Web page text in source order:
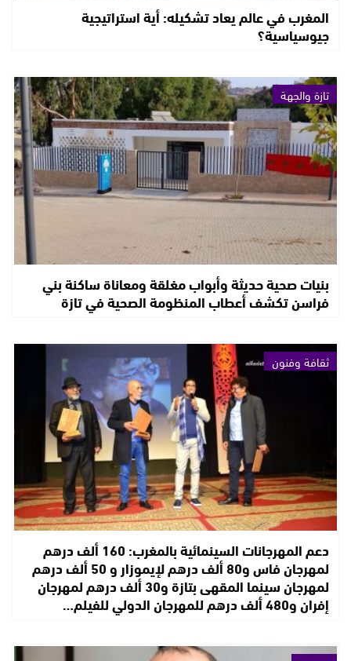
المغرب في عالم يعاد تشكيله: أية استراتيجية
جيوسياسية؟
تازة والجهة
بنيات صحية حديثة وأبواب مغلقة ومعاناة ساكنة بني
فراسن تكشف أعطاب المنظومة الصحية في تازة
ثقافة وفنون
دعم المهرجانات السينمائية بالمغرب: 160 ألف درهم
لمهرجان فاس و80 ألف درهم لإيموزار و 50 ألف درهم
لمهرجان سينما المقهى بتازة و30 ألف درهم لمهرجان
إفران و480 ألف درهم للمهرجان الدولي للفيلم…